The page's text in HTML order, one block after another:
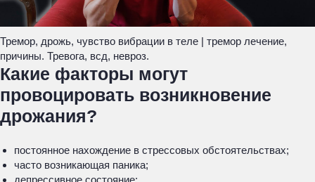
Тремор, дрожь, чувство вибрации в теле | тремор лечение,
причины. Тревога, всд, невроз.
Какие факторы могут
провоцировать возникновение
дрожания?
постоянное нахождение в стрессовых обстоятельствах;
часто возникающая паника;
депрессивное состояние;